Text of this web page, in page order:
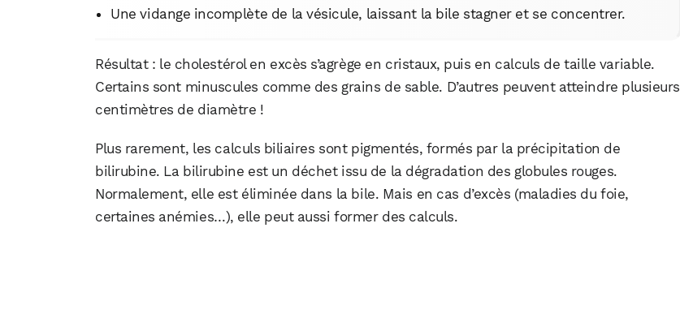
Une vidange incomplète de la vésicule, laissant la bile stagner et se concentrer.
Résultat : le cholestérol en excès s’agrège en cristaux, puis en calculs de taille variable.
Certains sont minuscules comme des grains de sable. D’autres peuvent atteindre plusieurs
centimètres de diamètre !
Plus rarement, les calculs biliaires sont pigmentés, formés par la précipitation de
bilirubine. La bilirubine est un déchet issu de la dégradation des globules rouges.
Normalement, elle est éliminée dans la bile. Mais en cas d’excès (maladies du foie,
certaines anémies…), elle peut aussi former des calculs.
WhatsApp Telegram Email